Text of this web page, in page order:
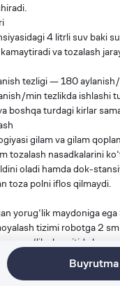
4 litrli suv baki
va tozalash
tezligi — 180
min tezlikda ishlashi
boshqa turdagi kirlar
gilam va gilam
tozalash nasadkalarini
oladi hamda dok-
toza polni iflos qilmaydi.
yorug‘lik maydoniga
tizimi robotga 2
yorug‘lik sharoitida ham